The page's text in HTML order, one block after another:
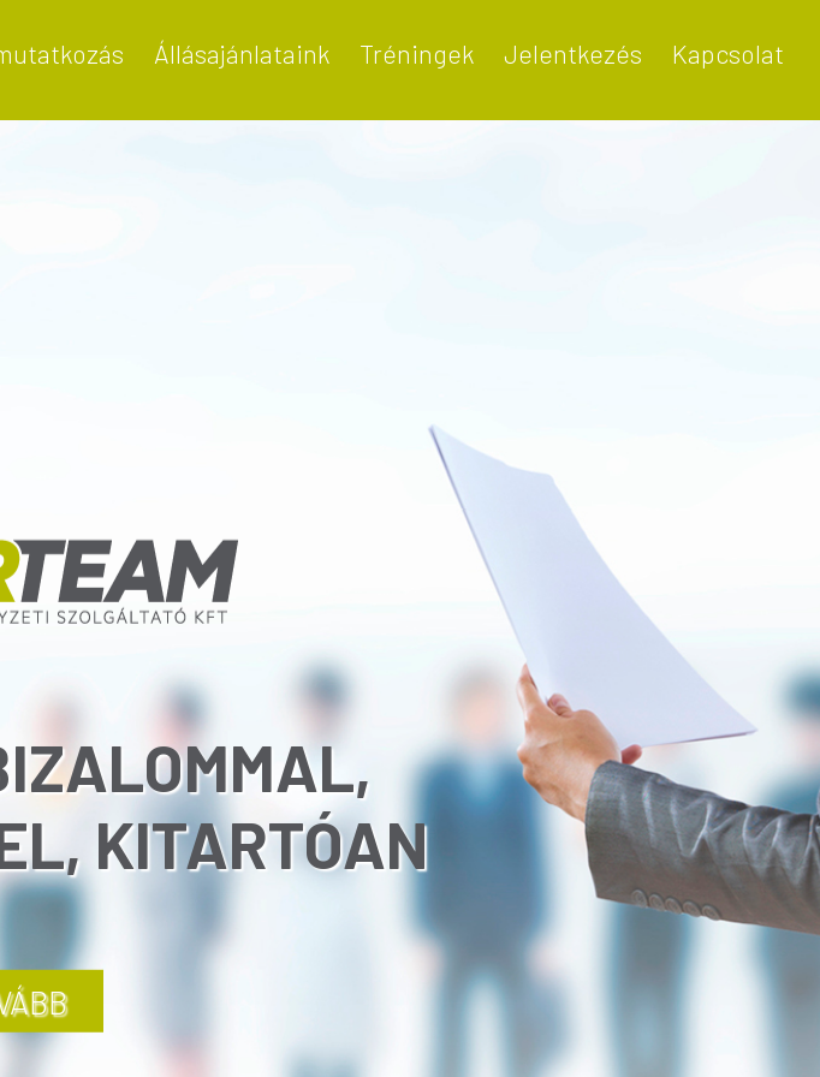
Állásajánlataink Tréningek Jelentkezés Kapcsolat
KITARTÓAN